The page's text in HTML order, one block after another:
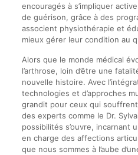
encouragés à s’impliquer
de guérison, grâce à des
associent physiothérapie et
mieux gérer leur condition au
Alors que le monde médical
l’arthrose, loin d’être une
nouvelle histoire. Avec
technologies et d’approches
grandit pour ceux qui
des experts comme le Dr.
possibilités s’ouvre, incarnant
en charge des affections
que nous sommes à l’aube